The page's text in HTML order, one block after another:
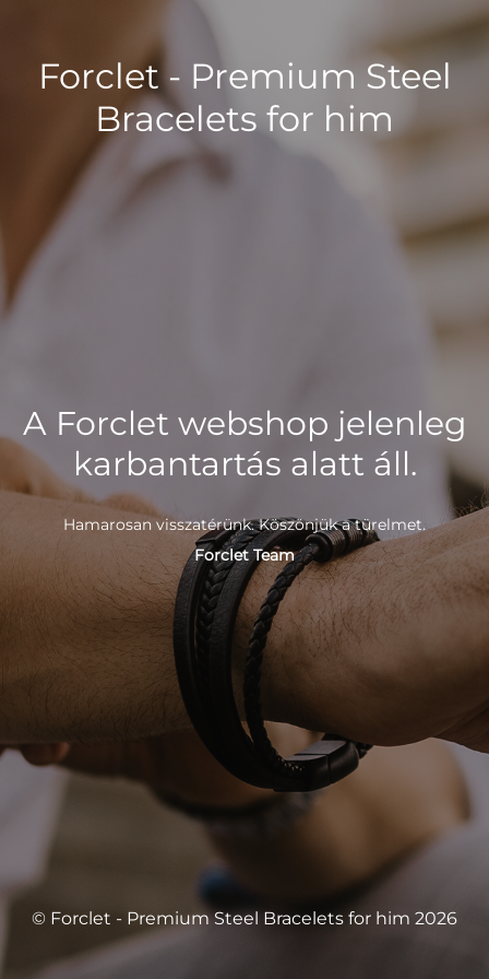
Forclet - Premium Steel
Bracelets for him
A Forclet webshop jelenleg
karbantartás alatt áll.
Hamarosan visszatérünk. Köszönjük a türelmet.
Forclet Team
© Forclet - Premium Steel Bracelets for him 2026